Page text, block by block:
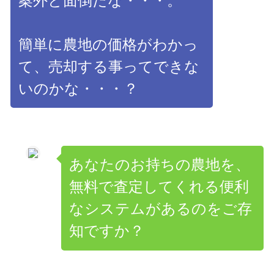
簡単に農地の価格がわかっ
て、売却する事ってできな
いのかな・・・？
あなたのお持ちの農地を、
無料で査定してくれる便利
なシステムがあるのをご存
知ですか？